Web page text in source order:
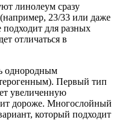
линолеум сразу
23/33 или даже
подходит для разных
отличаться в
однородным
Первый тип
увеличенную
дороже. Многослойный
который подходит